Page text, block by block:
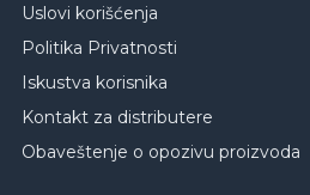
Uslovi korišćenja
Politika Privatnosti
Iskustva korisnika
Kontakt za distributere
Obaveštenje o opozivu proizvoda